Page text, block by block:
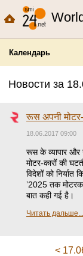
Календарь
Новости за
रूस अपनी मोटर-
18.06.2017 09:00
रूस के व्यापार और
मोटर-कारों की
विदेशों को
’2025 तक
बात कही गई है।
Читать дальше...
<